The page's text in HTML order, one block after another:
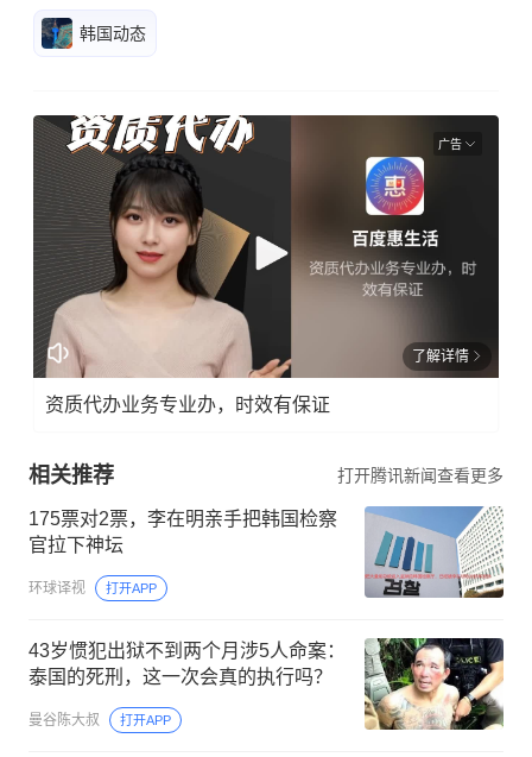
韩国动态
广告
了解详情
资质代办业务专业办，时效有保证
相关推荐 打开腾讯新闻查看更多
175票对2票，李在明亲手把韩国检察
官拉下神坛
环球译视 打开APP
43岁惯犯出狱不到两个月涉5人命案：
泰国的死刑，这一次会真的执行吗？
曼谷陈大叔 打开APP